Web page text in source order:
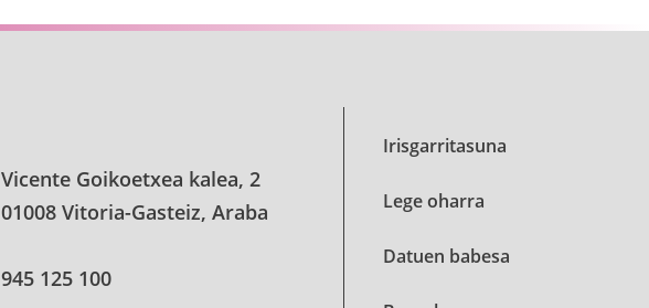
Vicente Goikoetxea kalea, 2
01008 Vitoria-Gasteiz, Araba
945 125 100
Irisgarritasuna
Lege oharra
Datuen babesa